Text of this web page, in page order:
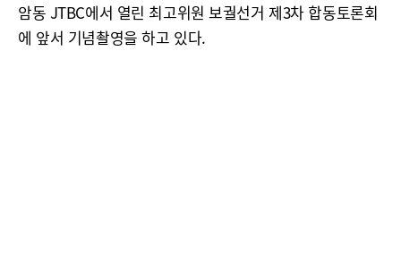
암동 JTBC에서 열린 최고위원 보궐선거 제3차 합동토론회
에 앞서 기념촬영을 하고 있다.